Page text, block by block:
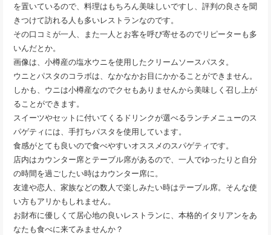
を置いているので、料理はもちろん美味しいですし、評判の良さを聞
きつけて訪れる人も多いレストランなのです。
その口コミが一人、また一人とお客を呼び寄せるのでリピーターも多
いんだとか。
画像は、小樽産の塩水ウニを使用したクリームソースパスタ。
ウニとパスタのコラボは、なかなかお目にかかることができません。
しかも、ウニは小樽産なのでクセもありませんから美味しく召し上が
ることができます。
スイーツやセットに付いてくるドリンクが選べるランチメニューのス
パゲティには、手打ちパスタを使用しています。
食感がとても良いので食べやすいオススメのスパゲティです。
店内はカウンター席とテーブル席があるので、一人でゆったりと自分
の時間を過ごしたい時はカウンター席に。
友達や恋人、家族などの数人で楽しみたい時はテーブル席。そんな使
い方もアリかもしれません。
お財布に優しくて居心地の良いレストランに、本格的イタリアンをあ
なたも食べに来てみませんか？